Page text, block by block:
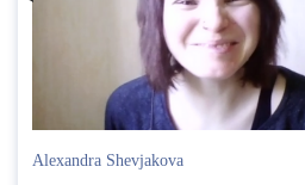
Alexandra Shevjakova